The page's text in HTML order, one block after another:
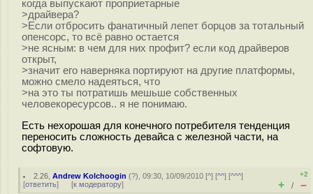
когда выпускают проприетарные
>драйвера?
>Если отбросить фанатичный лепет борцов за тотальный
опенсорс, то всё равно остается
>не ясным: в чем для них профит? если код драйверов
открыт,
>значит его наверняка портируют на другие платформы,
можно смело надеяться, что
>на это ты потратишь мешьше собственных
человекоресурсов.. я не понимаю.
Есть нехорошая для конечного потребителя тенденция
переносить сложность девайса с железной части, на
софтовую.
2.26 ,Andrew Kolchoogin (?), 09:30, 10/09/2010 [^] [^^] [^^^]
[ответить] [к модератору]
+2
+ / –